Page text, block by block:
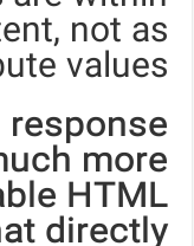
not as
values.
more
HTML
directly